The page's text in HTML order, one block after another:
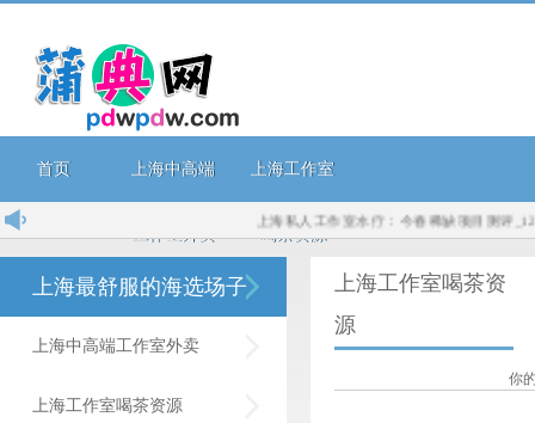
首页 上海中高端
工作室外卖
上海工作室
喝茶资源
上海私人工作室水疗：今春稀缺项目测评_120...
上海最舒服的海选场子
上海中高端工作室外卖
上海工作室喝茶资源
上海工作室喝茶资
源
你